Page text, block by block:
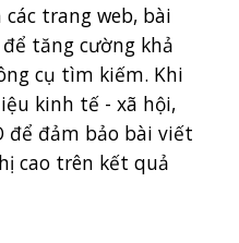
trang web, bài
tăng cường khả
cụ tìm kiếm. Khi
kinh tế - xã hội,
để đảm bảo bài viết
cao trên kết quả